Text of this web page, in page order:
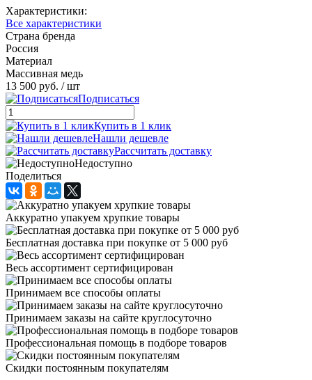
Характеристики:
Все характеристики
Страна бренда
Россия
Материал
Массивная медь
13 500 руб. / шт
Подписаться
Купить в 1 клик
Нашли дешевле
Рассчитать доставку
Недоступно
Поделиться
Аккуратно упакуем хрупкие товары
Бесплатная доставка при покупке от 5 000 руб
Весь ассортимент сертифицирован
Принимаем все способы оплаты
Принимаем заказы на сайте круглосуточно
Профессиональная помощь в подборе товаров
Скидки постоянным покупателям